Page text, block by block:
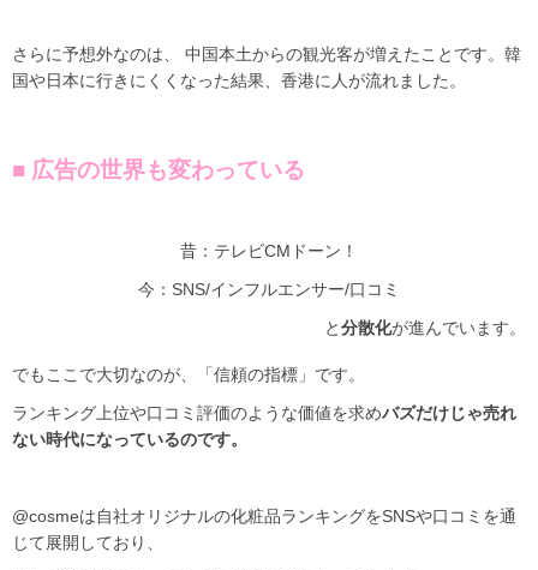
さらに予想外なのは、 中国本土からの観光客が増えたことです。韓
国や日本に行きにくくなった結果、香港に人が流れました。
■ 広告の世界も変わっている
昔：テレビCMドーン！
今：SNS/インフルエンサー/口コミ
と分散化が進んでいます。
でもここで大切なのが、「信頼の指標」です。
ランキング上位や口コミ評価のような価値を求めバズだけじゃ売れ
ない時代になっているのです。
@cosmeは自社オリジナルの化粧品ランキングをSNSや口コミを通
じて展開しており、